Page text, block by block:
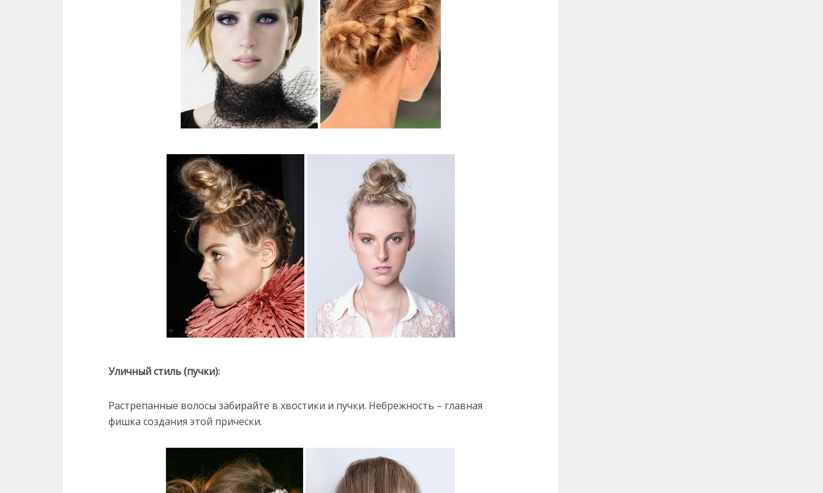
Уличный стиль (пучки):
Растрепанные волосы забирайте в хвостики и пучки. Небрежность – главная
фишка создания этой прически.